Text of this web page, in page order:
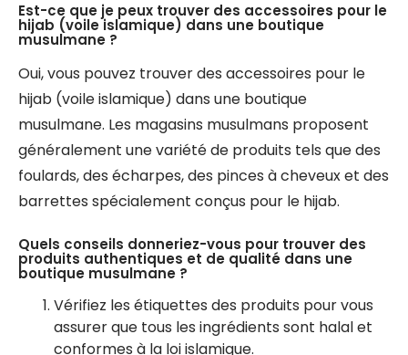
Est-ce que je peux trouver des accessoires pour le
hijab (voile islamique) dans une boutique
musulmane ?
Oui, vous pouvez trouver des accessoires pour le
hijab (voile islamique) dans une boutique
musulmane. Les magasins musulmans proposent
généralement une variété de produits tels que des
foulards, des écharpes, des pinces à cheveux et des
barrettes spécialement conçus pour le hijab.
Quels conseils donneriez-vous pour trouver des
produits authentiques et de qualité dans une
boutique musulmane ?
Vérifiez les étiquettes des produits pour vous
assurer que tous les ingrédients sont halal et
conformes à la loi islamique.